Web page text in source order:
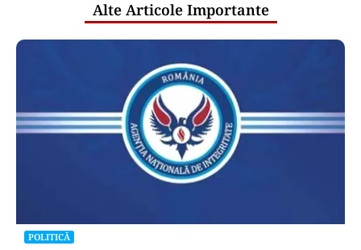
Alte Articole Importante
POLITICĂ